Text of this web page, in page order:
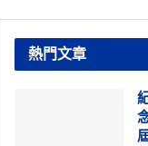
熱門文章